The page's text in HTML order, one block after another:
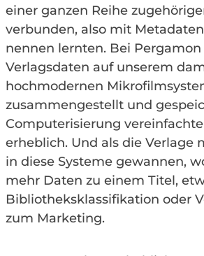
einer ganzen Reihe
verbunden, also mit
nennen lernten. Bei
Verlagsdaten auf unserem
hochmodernen
zusammengestellt und
Computerisierung
erheblich. Und als die Verlage
in diese Systeme gewannen,
mehr Daten zu einem Titel,
Bibliotheksklassifikation oder
zum Marketing.